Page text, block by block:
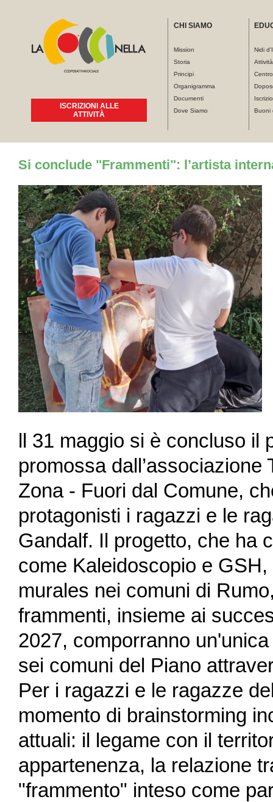
ISCRIZIONI ALLE
ATTIVITÀ
CHI SIAMO
Mission
Storia
Principi
Organigramma
Documenti
Dove Siamo
Nidi
Buoni
Tu sei qui
Si conclude "Frammenti": l’artista
ll 31 maggio si è concluso il
promossa
Zona - Fuori dal Comune,
protagonisti i ragazzi e le
Gandalf. Il progetto, che ha
come Kaleidoscopio e
murales nei comuni di
frammenti, insieme ai
2027, comporranno
sei comuni del Piano
Per i ragazzi e le ragazze
momento di brainstorming
attuali: il legame con il
appartenenza, la relazione
"frammento" inteso come